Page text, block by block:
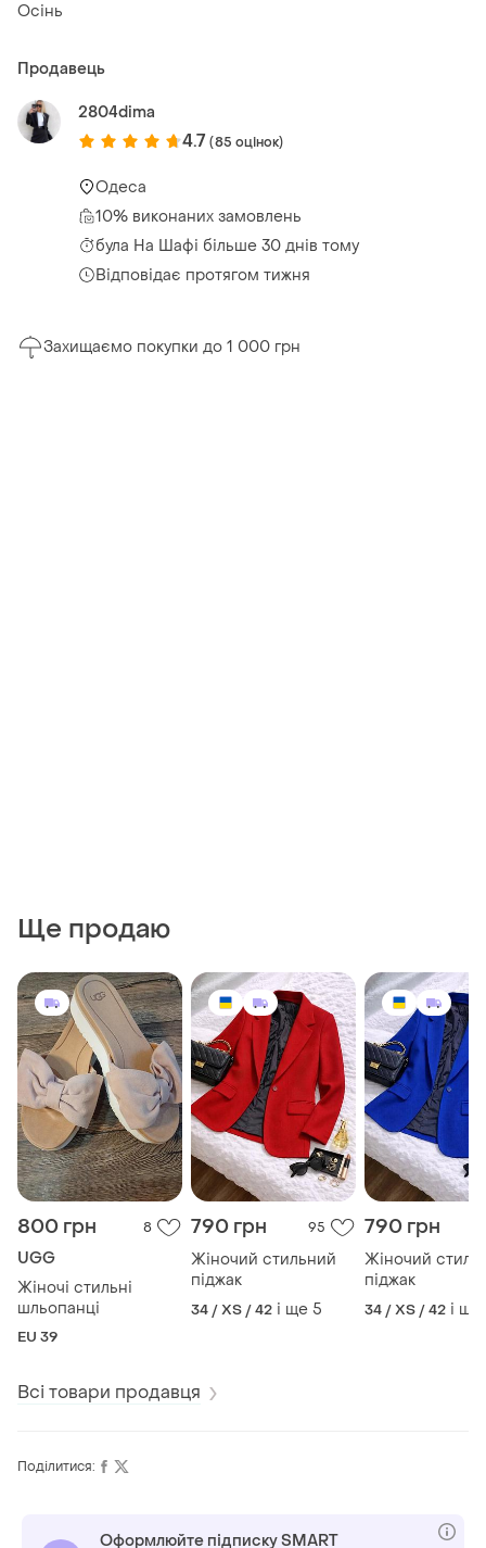
Осінь
Продавець
2804dima
4.7 (85 оцінок)
Одеса
10% виконаних замовлень
була На Шафі більше 30 днів тому
Відповідає протягом тижня
Захищаємо покупки до 1 000 грн
Ще продаю
800 грн 8
UGG
Жіночі стильні
шльопанці
EU 39
790 грн 95
Жіночий стильний
піджак
34 / XS / 42 і ще 5
790 грн
Жіночий
піджак
34 / XS / 42 і ще
Всі товари продавця
Поділитися:
Оформлюйте підписку SMART